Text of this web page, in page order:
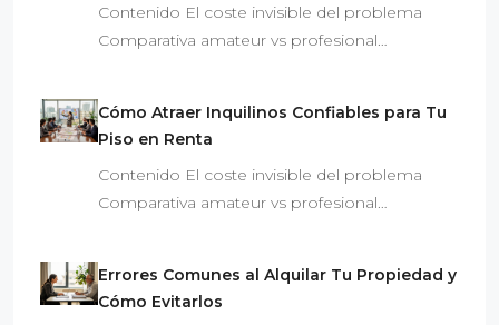
Contenido El coste invisible del problema
Comparativa amateur vs profesional…
Cómo Atraer Inquilinos Confiables para Tu
Piso en Renta
Contenido El coste invisible del problema
Comparativa amateur vs profesional…
Errores Comunes al Alquilar Tu Propiedad y
Cómo Evitarlos